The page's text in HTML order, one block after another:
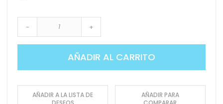
- +
AÑADIR AL CARRITO
AÑADIR A LA LISTA DE
AÑADIR PARA